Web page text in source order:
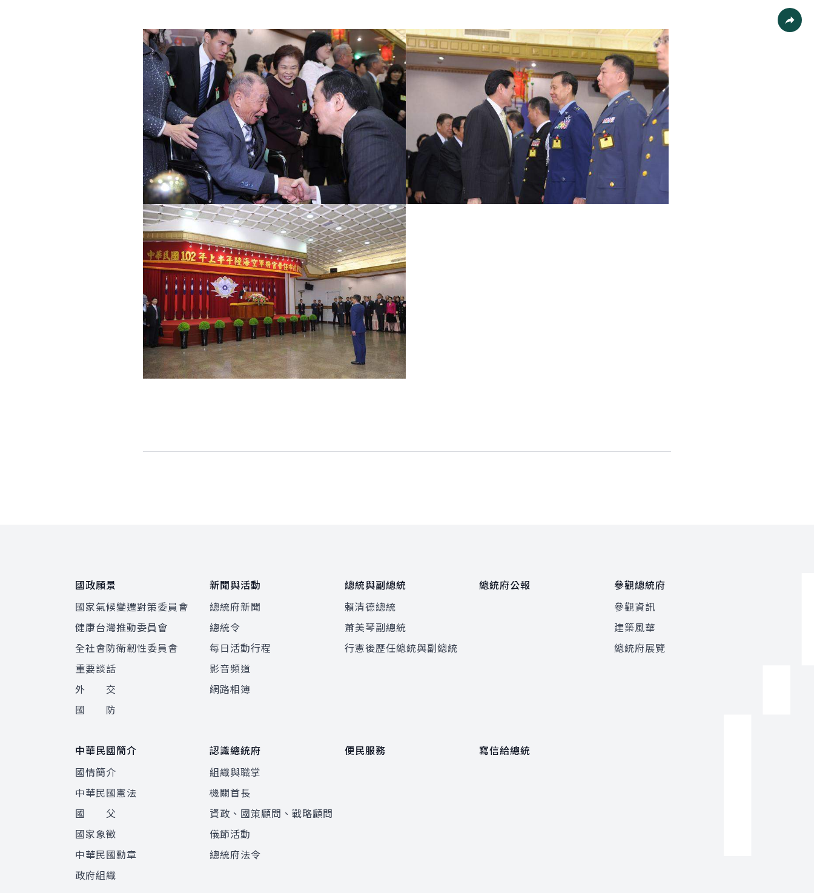
列印
國政願景
國家氣候變遷對策委員會
健康台灣推動委員會
全社會防衛韌性委員會
重要談話
外 交
國 防
新聞與活動
總統府新聞
總統令
每日活動行程
影音頻道
網路相簿
總統與副總統
賴清德總統
蕭美琴副總統
行憲後歷任總統與副總統
總統府公報
參觀總統府
參觀資訊
建築風華
總統府展覽
中華民國簡介
國情簡介
中華民國憲法
國 父
國家象徵
中華民國勳章
政府組織
認識總統府
組織與職掌
機關首長
資政、國策顧問、戰略顧問
儀節活動
總統府法令
便民服務 寫信給總統